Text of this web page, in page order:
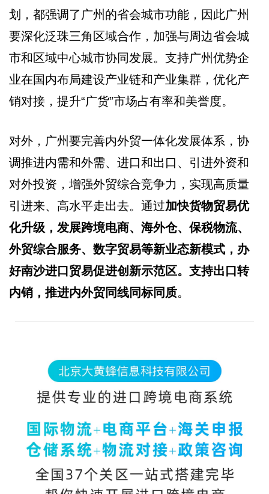
划，都强调了广州的省会城市功能，因此广州
要深化泛珠三角区域合作，加强与周边省会城
市和区域中心城市协同发展。支持广州优势企
业在国内布局建设产业链和产业集群，优化产
销对接，提升“广货”市场占有率和美誉度。
对外，广州要完善内外贸一体化发展体系，协
调推进内需和外需、进口和出口、引进外资和
对外投资，增强外贸综合竞争力，实现高质量
引进来、高水平走出去。通过加快货物贸易优
化升级，发展跨境电商、海外仓、保税物流、
外贸综合服务、数字贸易等新业态新模式，办
好南沙进口贸易促进创新示范区。支持出口转
内销，推进内外贸同线同标同质。